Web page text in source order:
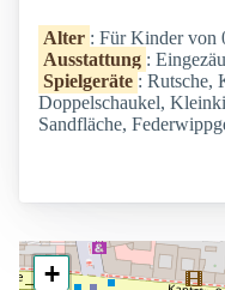
Alter : Für Kinder von
Ausstattung :
Spielgeräte : Rutsche,
Doppelschaukel,
Sandfläche,
+